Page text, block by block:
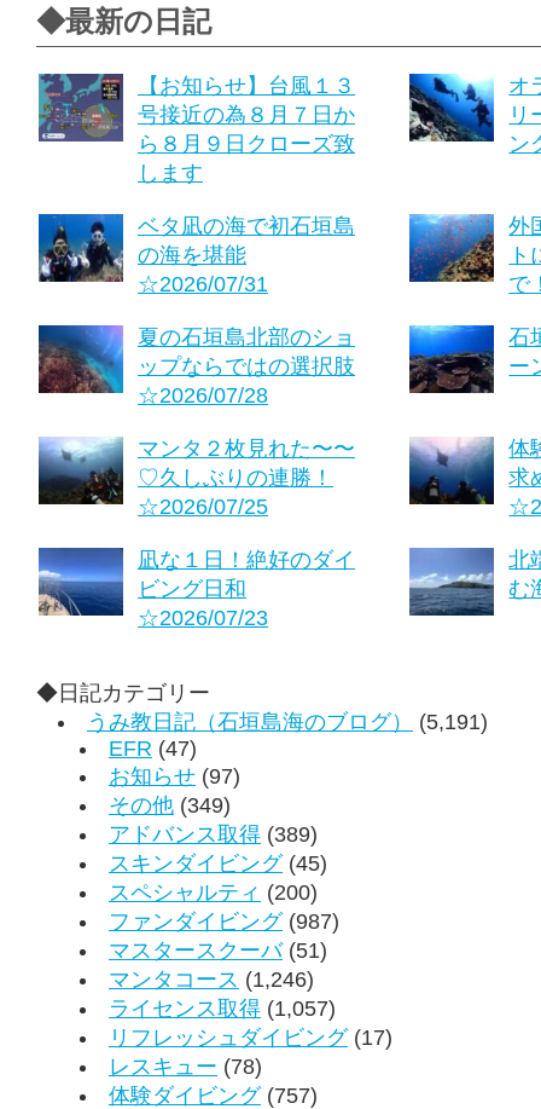
◆最新の日記
【お知らせ】台風１３
号接近の為８月７日か
ら８月９日クローズ致
します
オ
リ
ン
ベタ凪の海で初石垣島
の海を堪能
☆2026/07/31
外
ト
で
夏の石垣島北部のショ
ップならではの選択肢
☆2026/07/28
石
ー
マンタ２枚見れた〜〜
♡久しぶりの連勝！
☆2026/07/25
体
求
凪な１日！絶好のダイ
ビング日和
☆2026/07/23
北
む
◆日記カテゴリー
うみ教日記（石垣島海のブログ）
(5,191)
EFR (47)
お知らせ (97)
その他 (349)
アドバンス取得 (389)
スキンダイビング(45)
スペシャルティ (200)
ファンダイビング(987)
マスタースクーバ(51)
マンタコース (1,246)
ライセンス取得 (1,057)
リフレッシュダイビング(17)
レスキュー (78)
体験ダイビング(757)